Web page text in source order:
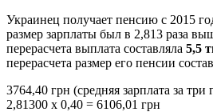
Украинец получает пенсию с 2015
размер зарплаты был в 2,813 раза
перерасчета выплата составляла 5,5
перерасчета размер его пенсии
3764,40 грн (средняя зарплата за
2,81300 х 0,40 = 6106,01 грн